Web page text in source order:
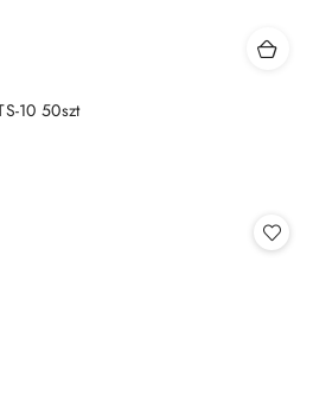
10 50szt